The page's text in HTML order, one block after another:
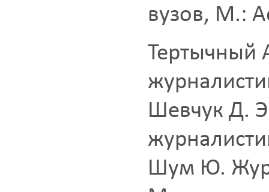
вузов, М.:
Тертычный
Шевчук Д.
Шум Ю.